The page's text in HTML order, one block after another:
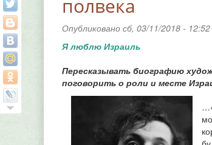
полвека
Опубликовано сб, 03/11/2018 -
Я люблю Израиль
Пересказывать биографию
поговорить о роли и месте